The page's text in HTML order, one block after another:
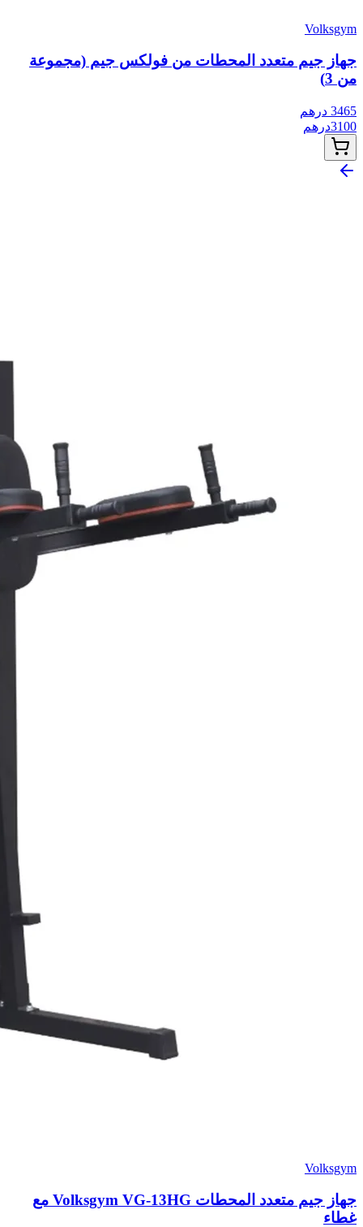
Volksgym
جهاز جيم متعدد المحطات من فولكس جيم (مجموعة
من 3)
3465 درهم
3100درهم
Volksgym
جهاز جيم متعدد المحطات Volksgym VG-13HG مع
غطاء